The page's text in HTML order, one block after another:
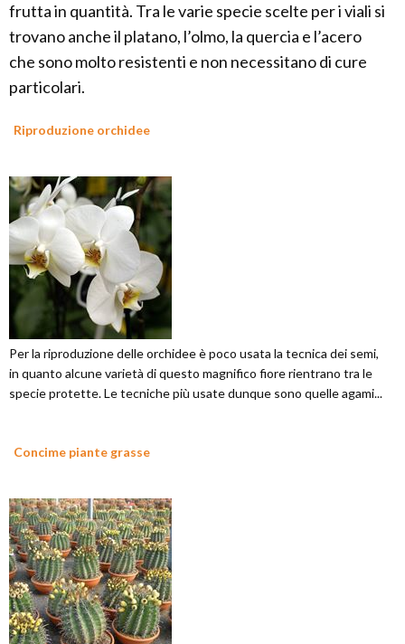
frutta in quantità. Tra le varie specie scelte per i viali si
trovano anche il platano, l’olmo, la quercia e l’acero
che sono molto resistenti e non necessitano di cure
particolari.
Riproduzione orchidee
Per la riproduzione delle orchidee è poco usata la tecnica dei semi,
in quanto alcune varietà di questo magnifico fiore rientrano tra le
specie protette. Le tecniche più usate dunque sono quelle agami...
Concime piante grasse